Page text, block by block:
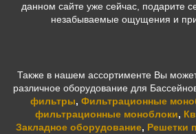
данном сайте уже сейчас, подарите
незабываемые ощущения и
Также в нашем ассортименте Вы
различное оборудование для
фильтры, Фильтрационные
фильтрационные моноблоки,
Закладное оборудование, Решетки